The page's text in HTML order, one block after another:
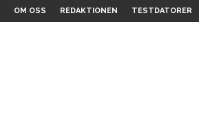
OM OSS REDAKTIONEN TESTDATORER